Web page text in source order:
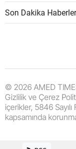
Son Dakika
© 2026 AMED
Gizlilik ve Çerez
içerikler, 5846
kapsamında